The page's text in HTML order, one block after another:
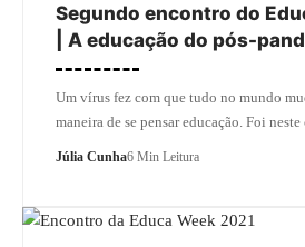
Segundo encontro do
| A educação do pós-
Um vírus fez com que tudo no mundo
maneira de se pensar educação. Foi
Júlia Cunha6 Min Leitura